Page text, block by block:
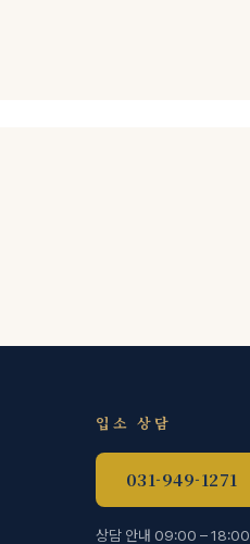
입소 상담
031-949-1271
상담 안내 09:00 – 18:00